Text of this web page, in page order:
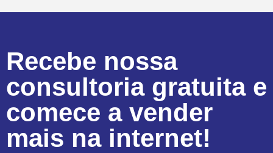
Recebe nossa
consultoria gratuita e
comece a vender
mais na internet!